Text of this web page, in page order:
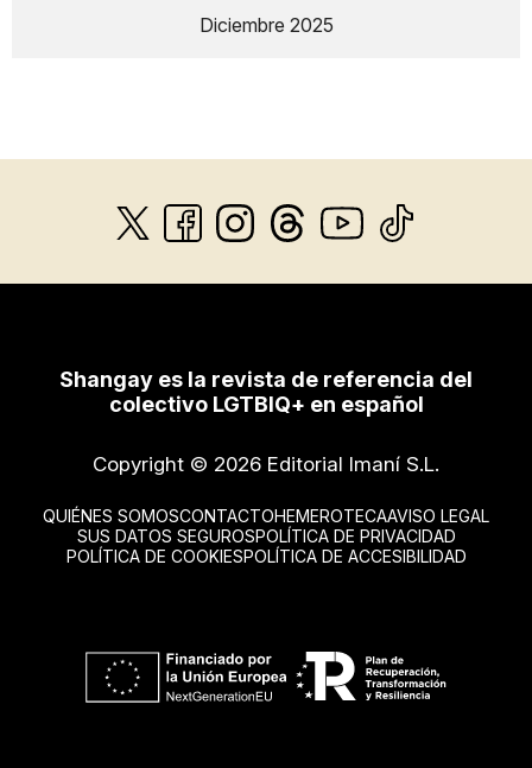
Diciembre 2025
Shangay es la revista de referencia del
colectivo LGTBIQ+ en español
Copyright © 2026 Editorial Imaní S.L.
QUIÉNES SOMOSCONTACTOHEMEROTECAAVISO LEGAL
SUS DATOS SEGUROSPOLÍTICA DE PRIVACIDAD
POLÍTICA DE COOKIESPOLÍTICA DE ACCESIBILIDAD